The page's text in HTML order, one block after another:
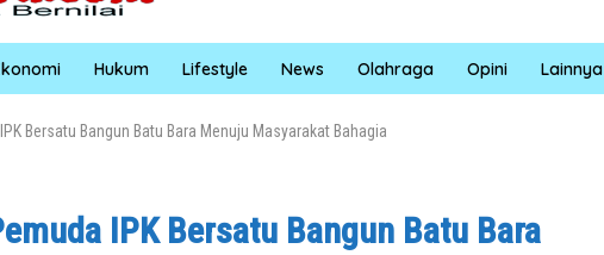
Hukum Lifestyle News Olahraga Opini Lainnya
Bersatu Bangun Batu Bara Menuju Masyarakat Bahagia
IPK Bersatu Bangun Batu Bara